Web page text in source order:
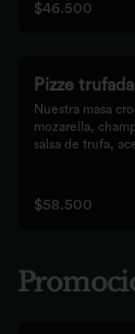
$46.500
Pizze trufada
Nuestra masa
mozarella,
salsa de trufa,
$58.500